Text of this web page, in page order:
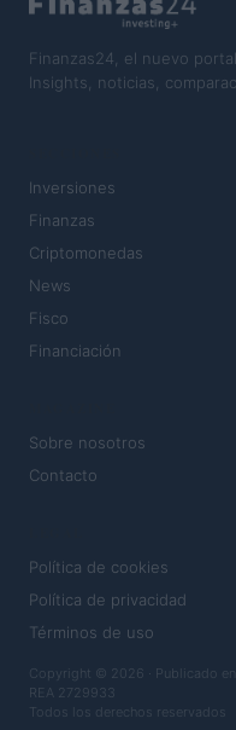
Finanzas24, el nuevo
Insights, noticias,
Inversiones
Finanzas
Criptomonedas
News
Fisco
Financiación
Sobre nosotros
Contacto
Política de cookies
Política de privacidad
Términos de uso
Copyright © 2026 · Publicado
REA 2729933
Todos los derechos reservados